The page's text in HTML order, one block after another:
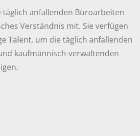
täglich anfallenden Büroarbeiten
Verständnis mit. Sie verfügen
Talent, um die täglich anfallenden
kaufmännisch-verwaltenden